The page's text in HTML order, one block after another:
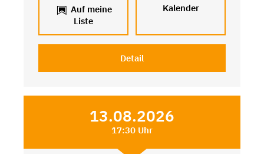
Auf meine
Liste
Kalender
Detail
13.08.2026
17:30 Uhr